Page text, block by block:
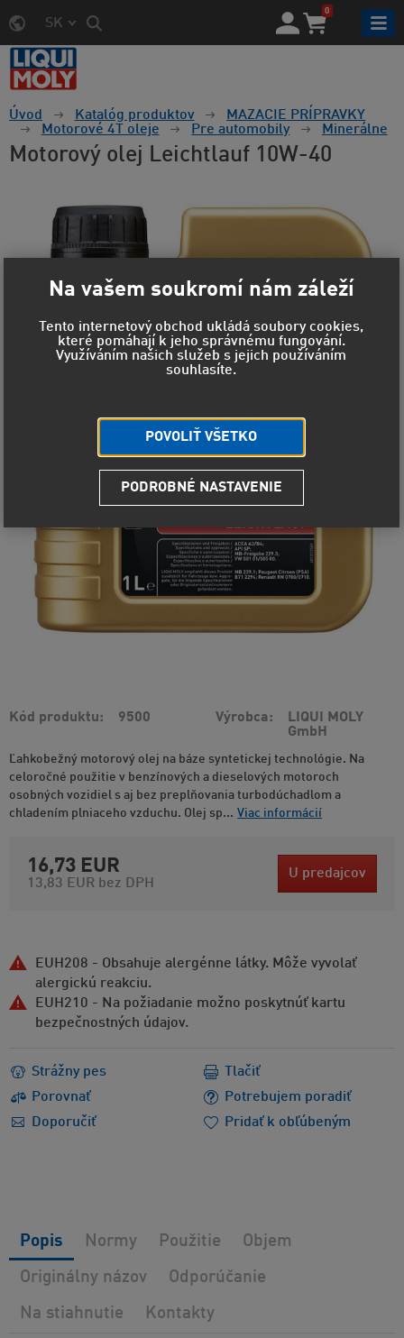
SK
0
Úvod Katalóg produktov
MAZACIE PRÍPRAVKY
Motorové 4T oleje
Pre automobily Minerálne
Motorový olej Leichtlauf 10W-40
Kód produktu 9500 Výrobca
LIQUI MOLY
GmbH
Ľahkobežný motorový olej na báze syntetickej technológie. Na
celoročné použitie v benzínových a dieselových motoroch
osobných vozidiel s aj bez preplňovania turbodúchadlom a
chladením plniaceho vzduchu. Olej sp... Viac informácií
16,73 EUR
13,83 EUR bez DPH
U predajcov
EUH208 - Obsahuje alergénne látky. Môže vyvolať
alergickú reakciu.
EUH210 - Na požiadanie možno poskytnúť kartu
bezpečnostných údajov.
Strážny pes
Porovnať
Potrebujem poradiť
Doporučiť
Tlačiť
Pridať k obľúbeným
Popis Normy Použitie Objem
Originálny názov Odporúčanie
Na stiahnutie Kontakty
Na vašem soukromí nám záleží
Tento internetový obchod ukládá soubory cookies,
které pomáhají k jeho správnému fungování.
Využíváním našich služeb s jejich používáním
souhlasíte.
POVOLIŤ VŠETKO
PODROBNÉ NASTAVENIE